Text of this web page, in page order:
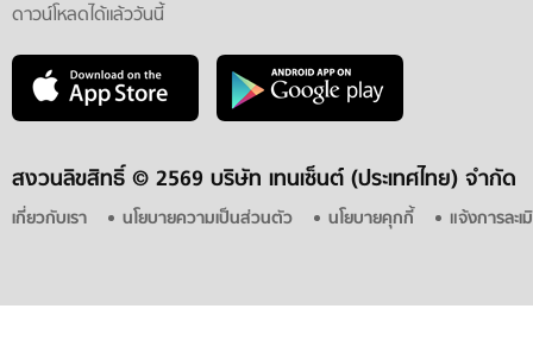
ดาวน์โหลดได้แล้ววันนี้
สงวนลิขสิทธิ์ © 2569 บริษัท เทนเซ็นต์ (ประเทศไทย) จำกัด
เกี่ยวกับเรา นโยบายความเป็นส่วนตัว นโยบายคุกกี้ แจ้งการละ